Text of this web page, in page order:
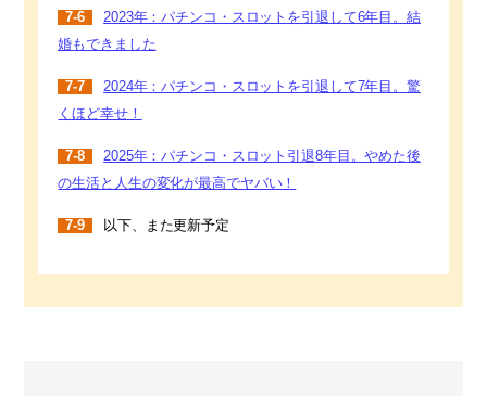
7-6
2023年：パチンコ・スロットを引退して6年目。結
婚もできました
7-7
2024年：パチンコ・スロットを引退して7年目。驚
くほど幸せ！
7-8
2025年：パチンコ・スロット引退8年目。やめた後
の生活と人生の変化が最高でヤバい！
7-9 以下、また更新予定